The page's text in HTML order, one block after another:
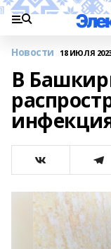
Новости 18 ИЮЛЯ
В